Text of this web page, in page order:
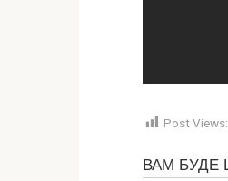
Post Views: